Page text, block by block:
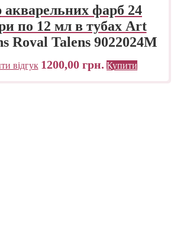
акварельних фарб 24
по 12 мл в тубах Art
Royal Talens 9022024М
відгук 1200,00 грн. Купити